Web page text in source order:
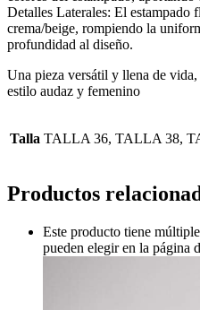
Detalles Laterales: El estampado
crema/beige, rompiendo la
profundidad al diseño.
Una pieza versátil y llena de
estilo audaz y femenino
Talla TALLA 36, TALLA 38,
Productos
Este producto tiene
pueden elegir en la página